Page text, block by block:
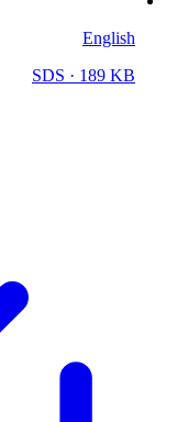
English
SDS · 189 KB